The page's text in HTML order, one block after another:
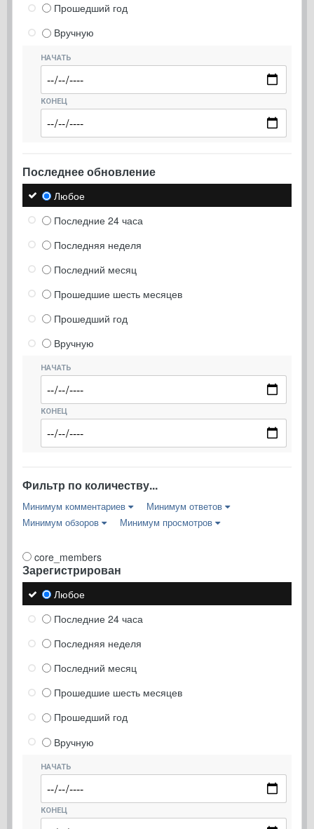
Прошедший год
Вручную
НАЧАТЬ
КОНЕЦ
Последнее обновление
Любое
Последние 24 часа
Последняя неделя
Последний месяц
Прошедшие шесть месяцев
Прошедший год
Вручную
НАЧАТЬ
КОНЕЦ
Фильтр по количеству...
Минимум комментариев
Минимум ответов
Минимум обзоров
Минимум просмотров
core_members
Зарегистрирован
Любое
Последние 24 часа
Последняя неделя
Последний месяц
Прошедшие шесть месяцев
Прошедший год
Вручную
НАЧАТЬ
КОНЕЦ